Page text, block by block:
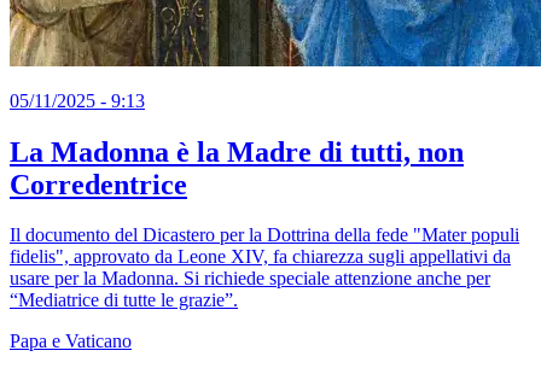
05/11/2025 - 9:13
La Madonna è la Madre di tutti, non
Corredentrice
Il documento del Dicastero per la Dottrina della fede "Mater populi
fidelis", approvato da Leone XIV, fa chiarezza sugli appellativi da
usare per la Madonna. Si richiede speciale attenzione anche per
“Mediatrice di tutte le grazie”.
Papa e Vaticano